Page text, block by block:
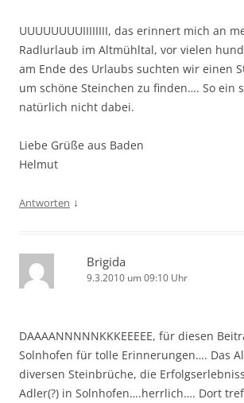
UUUUUUUUIIIIIIII, das erinnert mich an
Radlurlaub im Altmühltal, vor vielen
am Ende des Urlaubs suchten wir einen
um schöne Steinchen zu finden…. So ein
natürlich nicht dabei.
Liebe Grüße aus Baden
Helmut
Antworten ↓
Brigida
9.3.2010 um 09:10 Uhr
DAAAANNNNNKKKEEEEE, für diesen
Solnhofen für tolle Erinnerungen…. Das
diversen Steinbrüche, die
Adler(?) in Solnhofen….herrlich…. Dort